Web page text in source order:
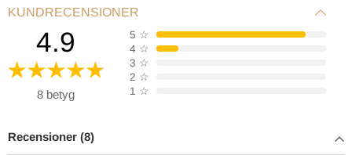
KUNDRECENSIONER
4.9
8 betyg
5 ☆
4 ☆
3 ☆
2 ☆
1 ☆
Recensioner (8)